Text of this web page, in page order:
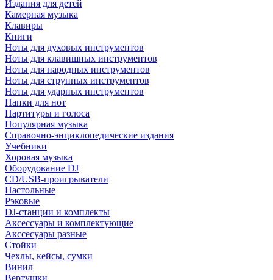
Издания для детей
Камерная музыка
Клавиры
Книги
Ноты для духовых инструментов
Ноты для клавишных инструментов
Ноты для народных инструментов
Ноты для струнных инструментов
Ноты для ударных инструментов
Папки для нот
Партитуры и голоса
Популярная музыка
Справочно-энциклопедические издания
Учебники
Хоровая музыка
Оборудование DJ
CD/USB-проигрыватели
Настольные
Рэковые
DJ-станции и комплекты
Аксессуары и комплектующие
Акссесуары разные
Стойки
Чехлы, кейсы, сумки
Винил
Вертушки